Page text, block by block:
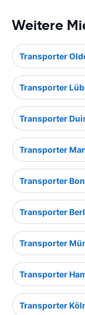
Weitere
Transporter
Transporter
Transporter
Transporter
Transporter
Transporter
Transporter
Transporter
Transporter